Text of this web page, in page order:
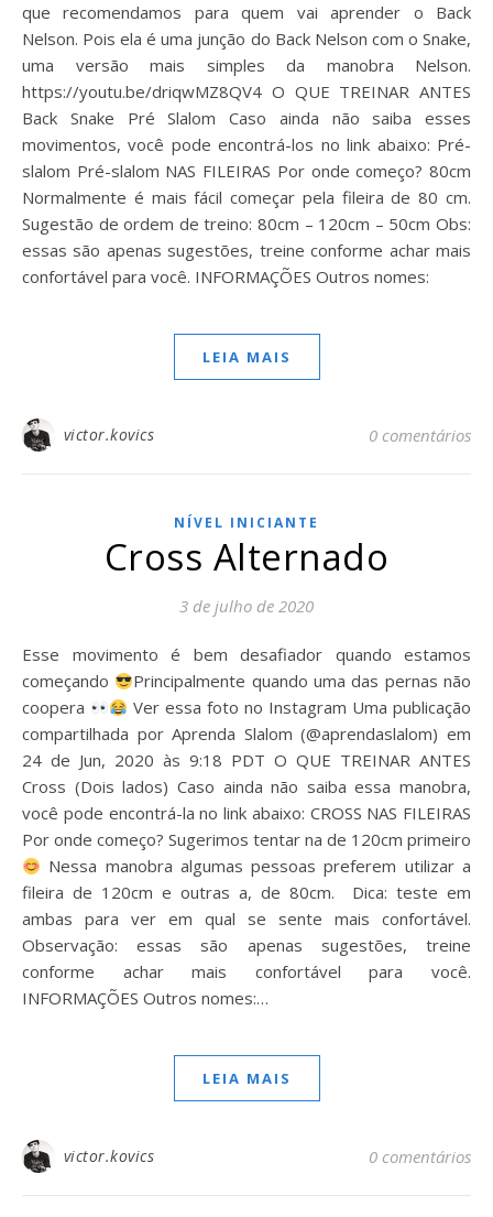
que recomendamos para quem vai aprender o Back
Nelson. Pois ela é uma junção do Back Nelson com o Snake,
uma versão mais simples da manobra Nelson.
https://youtu.be/driqwMZ8QV4 O QUE TREINAR ANTES
Back Snake Pré Slalom Caso ainda não saiba esses
movimentos, você pode encontrá-los no link abaixo: Pré-
slalom Pré-slalom NAS FILEIRAS Por onde começo? 80cm
Normalmente é mais fácil começar pela fileira de 80 cm.
Sugestão de ordem de treino: 80cm – 120cm – 50cm Obs:
essas são apenas sugestões, treine conforme achar mais
confortável para você. INFORMAÇÕES Outros nomes:
LEIA MAIS
victor.kovics 0 comentários
NÍVEL INICIANTE
Cross Alternado
3 de julho de 2020
Esse movimento é bem desafiador quando estamos
começando
⁣⁣Principalmente quando uma das pernas não
coopera
⁣ Ver essa foto no Instagram Uma publicação
compartilhada por Aprenda Slalom (@aprendaslalom) em
24 de Jun, 2020 às 9:18 PDT O QUE TREINAR ANTES
Cross (Dois lados) Caso ainda não saiba essa manobra,
você pode encontrá-la no link abaixo: CROSS NAS FILEIRAS
Por onde começo? Sugerimos tentar na de 120cm primeiro
⁣ Nessa manobra algumas pessoas preferem utilizar a
fileira de 120cm e outras a, de 80cm. Dica: teste em
ambas para ver em qual se sente mais confortável.
Observação: essas são apenas sugestões, treine
conforme achar mais confortável para você.
INFORMAÇÕES Outros nomes:…
LEIA MAIS
victor.kovics 0 comentários